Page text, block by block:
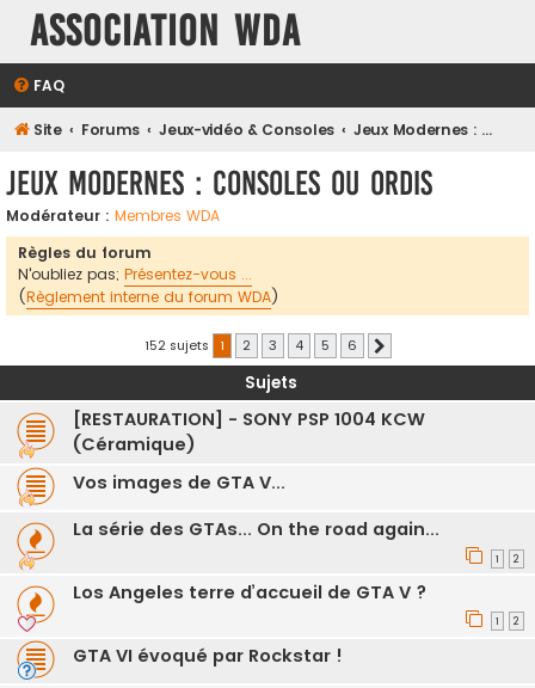
Association WDA
FAQ
Site Forums Jeux-vidéo & Consoles Jeux Modernes : Consoles ou Ordis
Jeux Modernes : Consoles ou Ordis
Modérateur : Membres WDA
Règles du forum
N'oubliez pas; Présentez-vous ...
(Règlement interne du forum WDA)
152 sujets 1 2 3 4 5 6
Sujets
[RESTAURATION] - SONY PSP 1004 KCW
(Céramique)
Vos images de GTA V...
La série des GTAs... On the road again...
1 2
Los Angeles terre d’accueil de GTA V ?
1 2
GTA VI évoqué par Rockstar !